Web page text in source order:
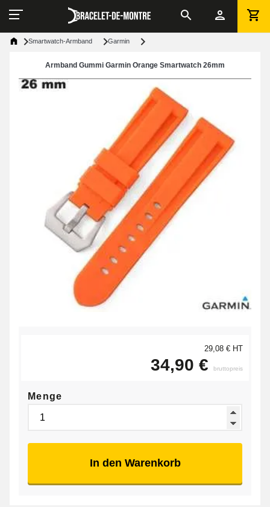
Smartwatch-Armband Garmin
Armband Gummi Garmin Orange Smartwatch 26mm
29,08 € HT
34,90 € bruttopreis
Menge
In den Warenkorb